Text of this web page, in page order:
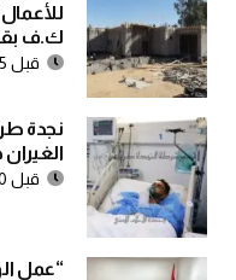
ك.ف
قبل 5 أشهر
نجدة
قبل 10 أشهر
“عمل